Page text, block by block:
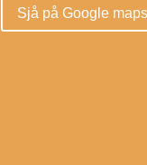
Sjå på Google maps